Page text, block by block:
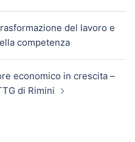
del lavoro e
competenza
economico in crescita –
di Rimini